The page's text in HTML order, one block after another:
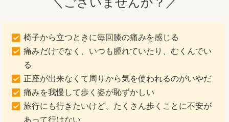
椅子から立つときに毎回膝の痛みを感じる
痛みだけでなく、いつも腫れていたり、むくんでい
る
正座が出来なくて周りから気を使われるのがいやだ
痛みを我慢して歩く姿が恥ずかしい
旅行にも行きたいけど、たくさん歩くことに不安が
あって行けない